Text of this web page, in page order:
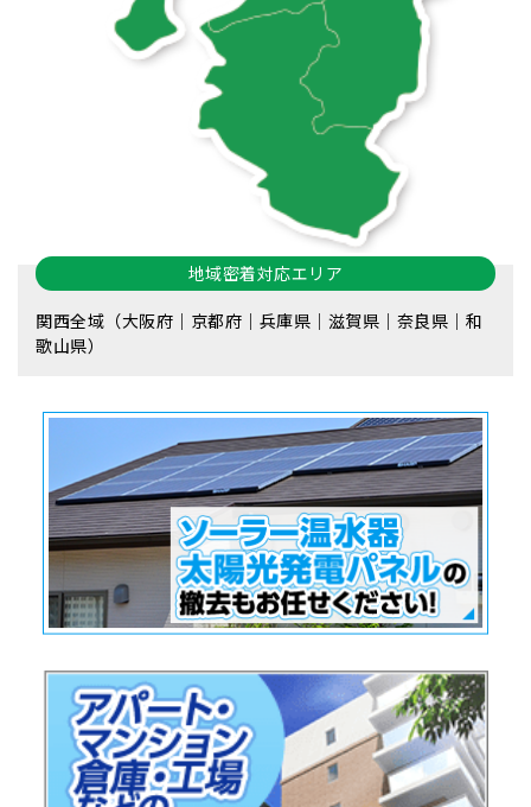
地域密着対応エリア
関西全域（大阪府｜京都府｜兵庫県｜滋賀県｜奈良県｜和
歌山県）